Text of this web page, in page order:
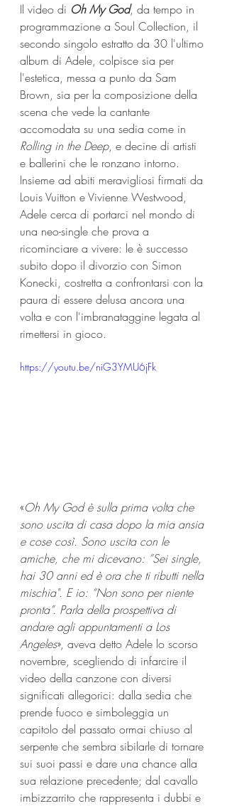
Il video di Oh My God, da tempo in
programmazione a Soul Collection, il
secondo singolo estratto da 30 l'ultimo
album di Adele, colpisce sia per
l'estetica, messa a punto da Sam
Brown, sia per la composizione della
scena che vede la cantante
accomodata su una sedia come in
Rolling in the Deep, e decine di artisti
e ballerini che le ronzano intorno.
Insieme ad abiti meravigliosi firmati da
Louis Vuitton e Vivienne Westwood,
Adele cerca di portarci nel mondo di
una neo-single che prova a
ricominciare a vivere: le è successo
subito dopo il divorzio con Simon
Konecki, costretta a confrontarsi con la
paura di essere delusa ancora una
volta e con l'imbranataggine legata al
rimettersi in gioco.
https://youtu.be/niG3YMU6jFk
«Oh My God è sulla prima volta che
sono uscita di casa dopo la mia ansia
e cose così. Sono uscita con le
amiche, che mi dicevano: ”Sei single,
hai 30 anni ed è ora che ti ributti nella
mischia". E io: “Non sono per niente
pronta”. Parla della prospettiva di
andare agli appuntamenti a Los
Angeles», aveva detto Adele lo scorso
novembre, scegliendo di infarcire il
video della canzone con diversi
significati allegorici: dalla sedia che
prende fuoco e simboleggia un
capitolo del passato ormai chiuso al
serpente che sembra sibilarle di tornare
sui suoi passi e dare una chance alla
sua relazione precedente; dal cavallo
imbizzarrito che rappresenta i dubbi e